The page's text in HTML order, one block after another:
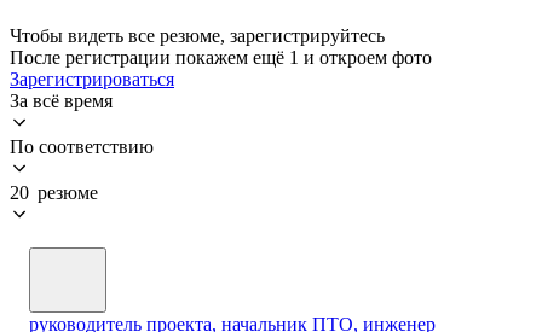
Чтобы видеть все резюме, зарегистрируйтесь
После регистрации покажем ещё 1 и откроем фото
Зарегистрироваться
За всё время
По соответствию
20 резюме
руководитель проекта, начальник ПТО, инженер